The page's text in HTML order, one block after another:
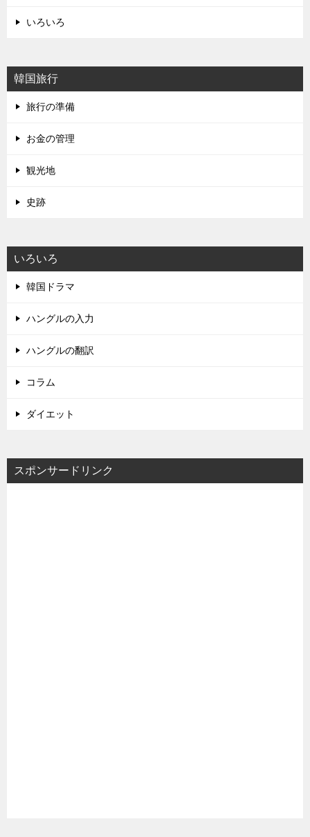
いろいろ
韓国旅行
旅行の準備
お金の管理
観光地
史跡
いろいろ
韓国ドラマ
ハングルの入力
ハングルの翻訳
コラム
ダイエット
スポンサードリンク